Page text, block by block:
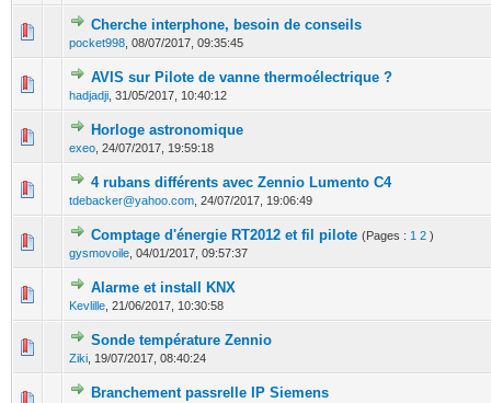
Cherche interphone, besoin de conseils
pocket998 08/07/2017, 09:35:45
0 Votes - 0 sur 5 en moyenne
12345
AVIS sur Pilote de vanne thermoélectrique ?
hadjadji 31/05/2017, 10:40:12
0 Votes - 0 sur 5 en moyenne
1234 5
Horloge astronomique
exeo 24/07/2017, 19:59:18
0 Votes - 0 sur 5 en moyenne
12
4 rubans différents avec Zennio Lumento C4
tdebacker@yahoo.com 24/07/2017, 19:06:49
0 Votes - 0 sur 5 en moyenne
123 45
Comptage d'énergie RT2012 et fil pilote (Pages : 1 2 )
gysmovoile 04/01/2017, 09:57:37
0 Votes - 0 sur 5 en moyenne
12345
Alarme et install KNX
Kevlille 21/06/2017, 10:30:58
0 Votes - 0 sur 5 en moyenne
1
Sonde température Zennio
Ziki 19/07/2017, 08:40:24
0 Votes - 0 sur 5 en moyenne
12345
Branchement passrelle IP Siemens
0 Votes - 0 sur 5 en moyenne
1234 5